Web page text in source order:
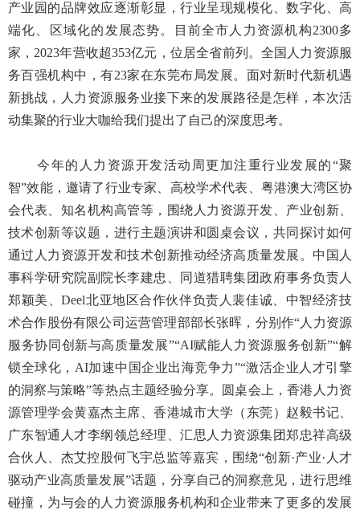
产业园的品牌效应逐渐彰显，行业呈现规模化、数字化、高
端化、区域化的发展态势。目前全市人力资源机构2300多
家，2023年营收超353亿元，位居全省前列。全国人力资源服
务百强机构中，有23家在东莞布局发展。面对新时代新机遇
新挑战，人力资源服务业接下来的发展路径是怎样，本次活
动集聚的行业大咖给我们提出了自己的深度思考。
今年的人力资源开发活动周更加注重行业发展的“聚
智”效能，邀请了行业专家、高校学术代表、粤港澳大湾区协
会代表、知名机构高管等，围绕人力资源开发、产业创新、
技术创新等议题，进行主题演讲和圆桌会议，共同探讨如何
通过人力资源开发和技术创新推动经济高质量发展。中国人
事科学研究院副院长李建忠、同道猎聘集团政府事务负责人
郑颖美、Deel北亚地区合作伙伴负责人裴佳诚、中智经济技
术合作股份有限公司运营管理部部长张晖，分别作“人力资源
服务协同创新与高质量发展”“AI赋能人力资源服务创新”“解
锁全球化，AI加速中国企业出海竞争力”“激活企业人才引擎
的洞察与策略”等热点主题经验分享。圆桌会上，香港人力资
源管理学会黄嘉杰主席、香港城市大学（东莞）赵毅书记、
广东智通人才李纲领总经理、汇思人力资源集团郑忠祥高级
合伙人、杰艾控股何飞宇总监等嘉宾，围绕“创新·产业·人才
驱动产业高质量发展”话题，分享自己的洞察意见，进行思维
碰撞，为与会的人力资源服务机构和企业带来了更多的发展